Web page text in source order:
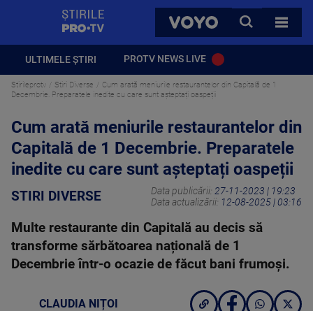
VOYO
CAUTA
TOATE
ULTIMELE ȘTIRI PROTV NEWS LIVE
Stirileprotv Stiri Diverse
Cum arată meniurile restaurantelor din Capitală de 1
Decembrie. Preparatele inedite cu care sunt așteptați oaspeții
Cum arată meniurile restaurantelor din
Capitală de 1 Decembrie. Preparatele
inedite cu care sunt așteptați oaspeții
STIRI DIVERSE Data publicării: 27-11-2023 | 19:23
Data actualizării: 12-08-2025 | 03:16
Multe restaurante din Capitală au decis să
transforme sărbătoarea națională de 1
Decembrie într-o ocazie de făcut bani frumoși.
CLAUDIA NIȚOI